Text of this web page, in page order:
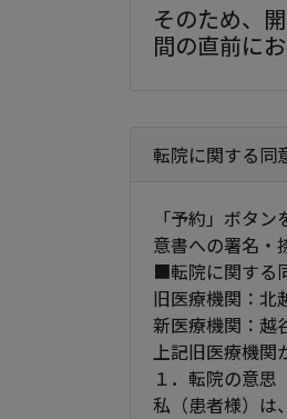
そのため、
間の直前に
転院に関する同
「予約」ボタ
意書への署名・
■転院に関する
旧医療機関：北
新医療機関：越
上記旧医療機関
１．転院の意思
私（患者様）は